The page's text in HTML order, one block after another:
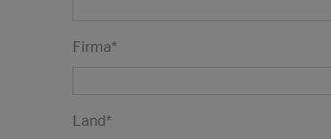
Firma*
Land*